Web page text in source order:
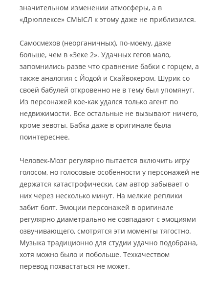
значительном изменении атмосферы, а в
«Дрюплексе» СМЫСЛ к этому даже не приблизился.
Самосмехов (неорганичных), по-моему, даже
больше, чем в «Зеке 2». Удачных гегов мало,
запомнились разве что сравнение бабки с горцем, а
также аналогия с Йодой и Скайвокером. Шурик со
своей бабулей откровенно не в тему был упомянут.
Из персонажей кое-как удался только агент по
недвижимости. Все остальные не вызывают ничего,
кроме зевоты. Бабка даже в оригинале была
поинтереснее.
Человек-Мозг регулярно пытается включить игру
голосом, но голосовые особенности у персонажей не
держатся катастрофически, сам автор забывает о
них через несколько минут. На мелкие реплики
забит болт. Эмоции персонажей в оригинале
регулярно диаметрально не совпадают с эмоциями
озвучивающего, смотрятся эти моменты тягостно.
Музыка традиционно для студии удачно подобрана,
хотя можно было и побольше. Техкачеством
перевод похвастаться не может.